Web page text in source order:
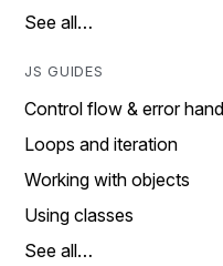
See all…
JS GUIDES
Control flow & error
Loops and iteration
Working with objects
Using classes
See all…